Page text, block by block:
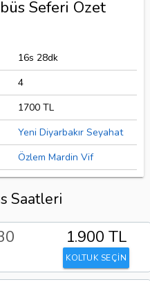
Seferi Özet
16s 28dk
4
1700 TL
Yeni Diyarbakır Seyahat
Özlem Mardin Vif
Saatleri
1.900 TL
KOLTUK SEÇİN